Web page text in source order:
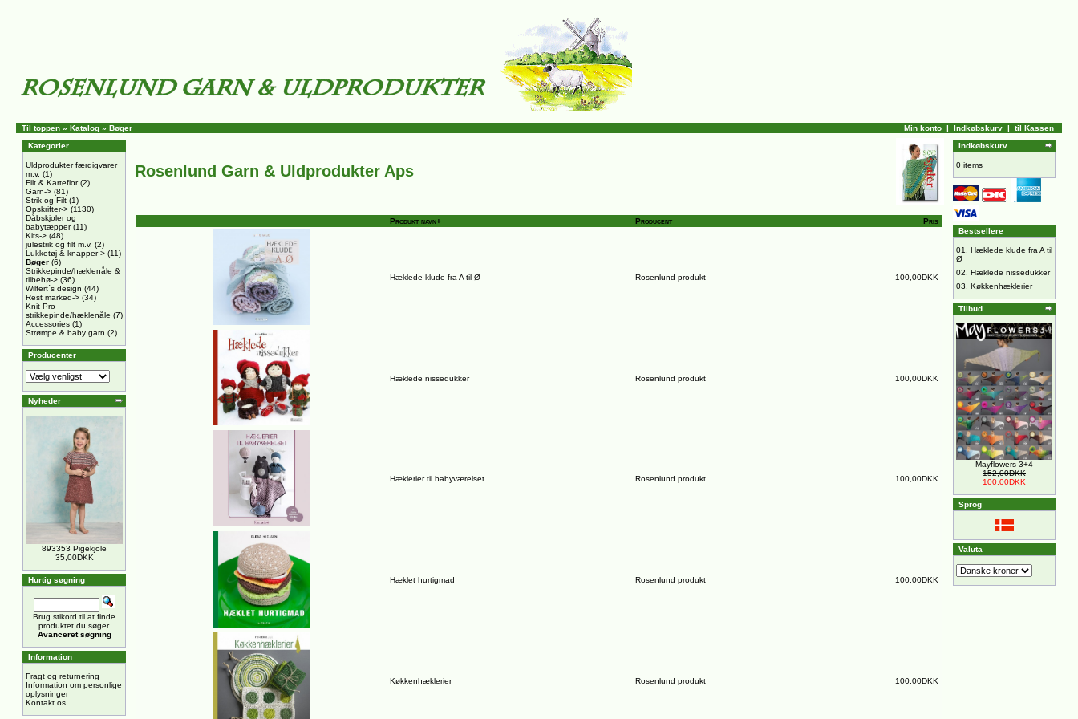
Til toppen » Katalog » Bøger Min konto | Indkøbskurv | til Kassen
Kategorier
Uldprodukter færdigvarer
m.v. (1)
Filt & Karteflor(2)
Garn-> (81)
Strik og Filt (1)
Opskrifter-> (1130)
Dåbskjoler og
babytæpper(11)
Kits-> (48)
julestrik og filt m.v. (2)
Lukketøj & knapper-> (11)
Bøger (6)
Strikkepinde/hæklenåle &
tilbehø-> (36)
Wilfert´s design (44)
Rest marked-> (34)
Knit Pro
strikkepinde/hæklenåle (7)
Accessories (1)
Strømpe & baby garn (2)
Producenter
Nyheder
893353 Pigekjole
35,00DKK
Hurtig søgning
Brug stikord til at finde
produktet du søger.
Avanceret søgning
Information
Fragt og returnering
Information om personlige
oplysninger
Kontakt os
Rosenlund Garn & Uldprodukter Aps
Produkt navn+ Producent Pris
Hæklede klude fra A til Ø Rosenlund produkt 100,00DKK
Hæklede nissedukker Rosenlund produkt 100,00DKK
Hæklerier til babyværelset Rosenlund produkt 100,00DKK
Hæklet hurtigmad Rosenlund produkt 100,00DKK
Køkkenhæklerier Rosenlund produkt 100,00DKK
Indkøbskurv
0 items
Bestsellere
01. Hæklede klude fra A til
Ø
02. Hæklede nissedukker
03. Køkkenhæklerier
Tilbud
Mayflowers 3+4
152,00DKK
100,00DKK
Sprog
Valuta